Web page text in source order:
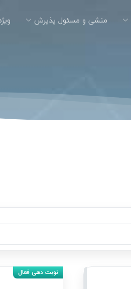
منشی و مسئول پذیرش